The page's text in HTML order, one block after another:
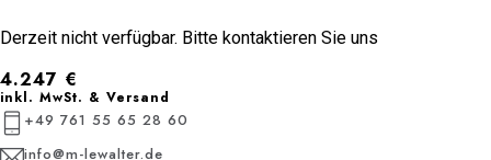
Derzeit nicht verfügbar. Bitte kontaktieren Sie uns
4.247 €
inkl. MwSt. & Versand
+49 761 55 65 28 60
info@m-lewalter.de